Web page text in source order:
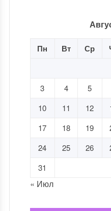
Пн Вт Ср
3
4 5
10
11 12
17
18 19
24
25 26
31
« Июл